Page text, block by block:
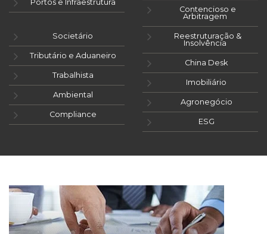
Portos e Infraestrutura
Contencioso e
Arbitragem
Societário
Tributário e Aduaneiro
Trabalhista
Ambiental
Compliance
Reestruturação &
Insolvência
China Desk
Imobiliário
Agronegócio
ESG